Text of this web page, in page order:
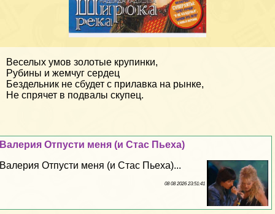
Веселых умов золотые крупинки,
Рубины и жемчуг сердец
Бездельник не сбудет с прилавка на рынке,
Не спрячет в подвалы скупец.
Валерия Отпусти меня (и Стас Пьеха)
Валерия Отпусти меня (и Стас Пьеха)...
08 08 2026 23:51:41